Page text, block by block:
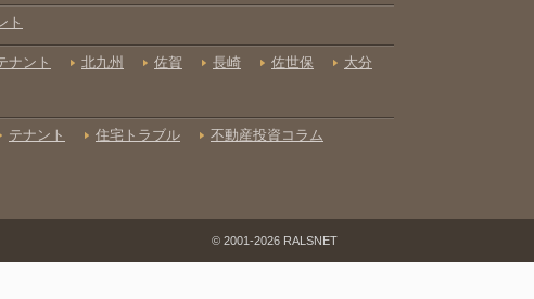
© 2001-2026 RALSNET